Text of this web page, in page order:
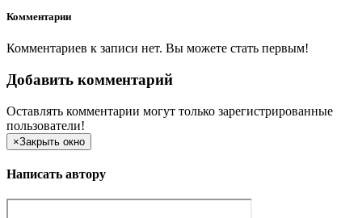
Комментарии
Комментариев к записи нет. Вы можете стать первым!
Добавить комментарий
Оставлять комментарии могут только зарегистрированные
пользователи!
×Закрыть окно
Написать автору